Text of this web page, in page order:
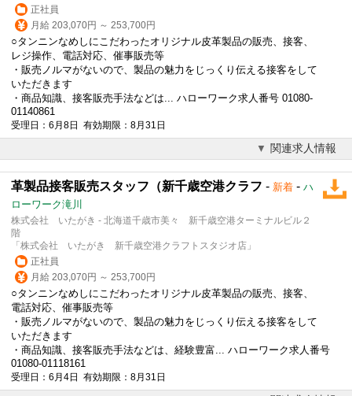
正社員
月給 203,070円 ～ 253,700円
○タンニンなめしにこだわったオリジナル皮革製品の販売、接客、
レジ操作、電話対応、催事販売等
・販売ノルマがないので、製品の魅力をじっくり伝える接客をして
いただきます
・商品知識、接客販売手法などは... ハローワーク求人番号 01080-
01140861
受理日：6月8日 有効期限：8月31日
関連求人情報
革製品接客販売スタッフ（新千歳空港クラフ - 新着 - ハ
ローワーク滝川
株式会社 いたがき - 北海道千歳市美々 新千歳空港ターミナルビル２
階
「株式会社 いたがき 新千歳空港クラフトスタジオ店」
正社員
月給 203,070円 ～ 253,700円
○タンニンなめしにこだわったオリジナル皮革製品の販売、接客、
電話対応、催事販売等
・販売ノルマがないので、製品の魅力をじっくり伝える接客をして
いただきます
・商品知識、接客販売手法などは、経験豊富... ハローワーク求人番号
01080-01118161
受理日：6月4日 有効期限：8月31日